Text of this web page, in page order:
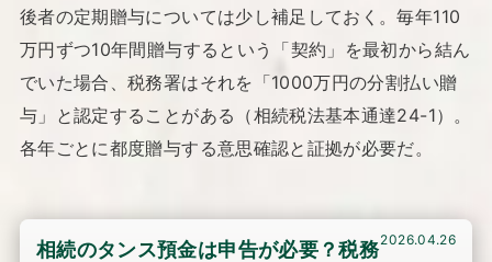
後者の定期贈与については少し補足しておく。毎年110
万円ずつ10年間贈与するという「契約」を最初から結ん
でいた場合、税務署はそれを「1000万円の分割払い贈
与」と認定することがある（相続税法基本通達24-1）。
各年ごとに都度贈与する意思確認と証拠が必要だ。
相続のタンス預金は申告が必要？税務2026.04.26